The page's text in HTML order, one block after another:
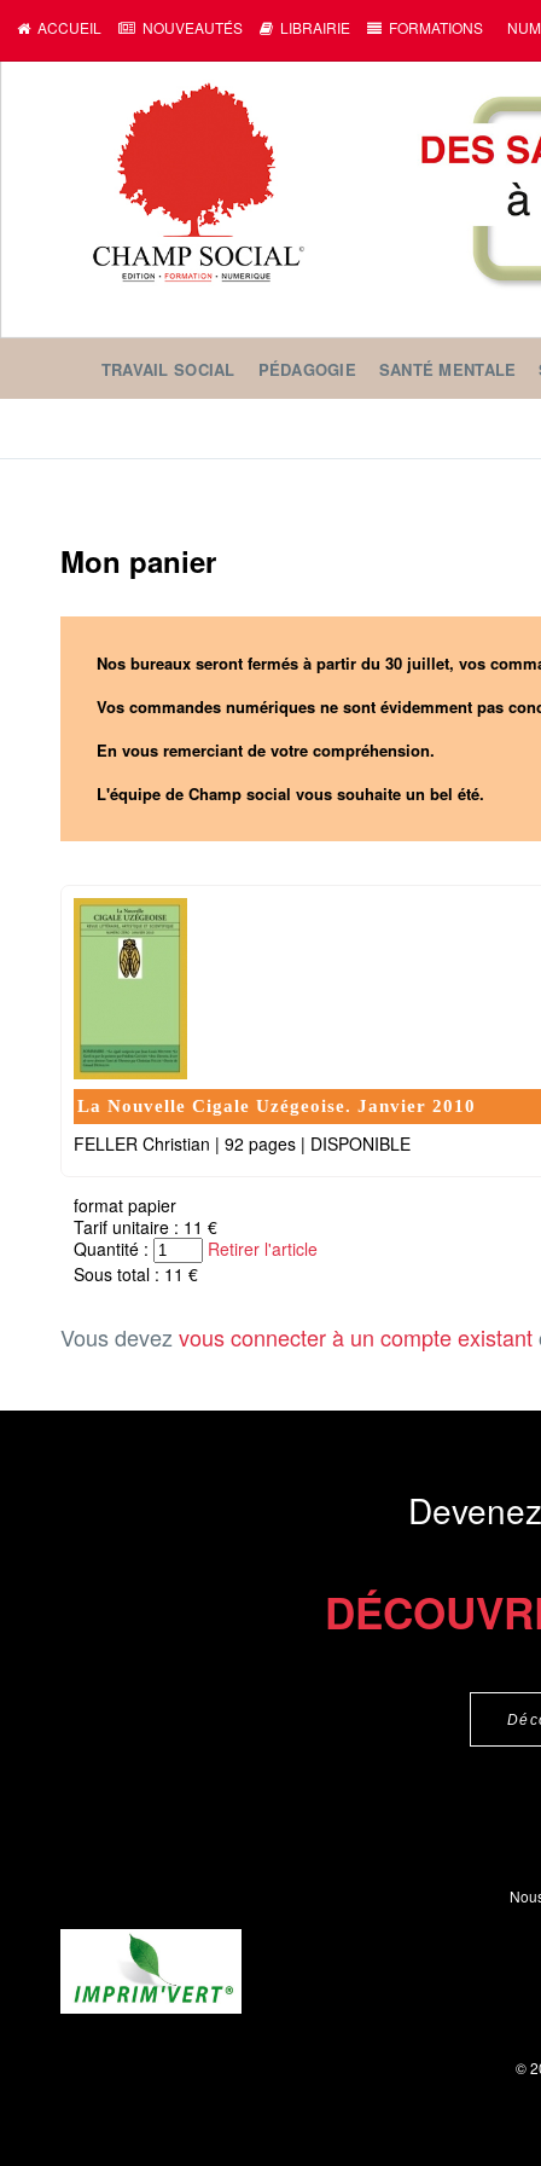
ACCUEIL NOUVEAUTÉS LIBRAIRIE FORMATIONS
TRAVAIL SOCIAL PÉDAGOGIE SANTÉ MENTALE
Mon panier
Nos bureaux seront fermés à partir du 30 juillet, vos
Vos commandes numériques ne sont évidemment pas
En vous remerciant de votre compréhension.
L'équipe de Champ social vous souhaite un bel été.
La Nouvelle Cigale Uzégeoise. Janvier 2010
FELLER Christian | 92 pages | DISPONIBLE
format papier
Tarif unitaire : 11 €
Quantité :
Retirer l'article
Sous total : 11 €
Vous devez vous connecter à un compte existant
©